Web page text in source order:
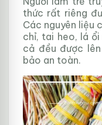
thức rất riêng
Các nguyên liệu
chỉ, tai heo, lá
cả đều được
bảo an toàn.